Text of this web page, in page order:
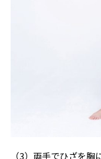
（3）両手でひざを